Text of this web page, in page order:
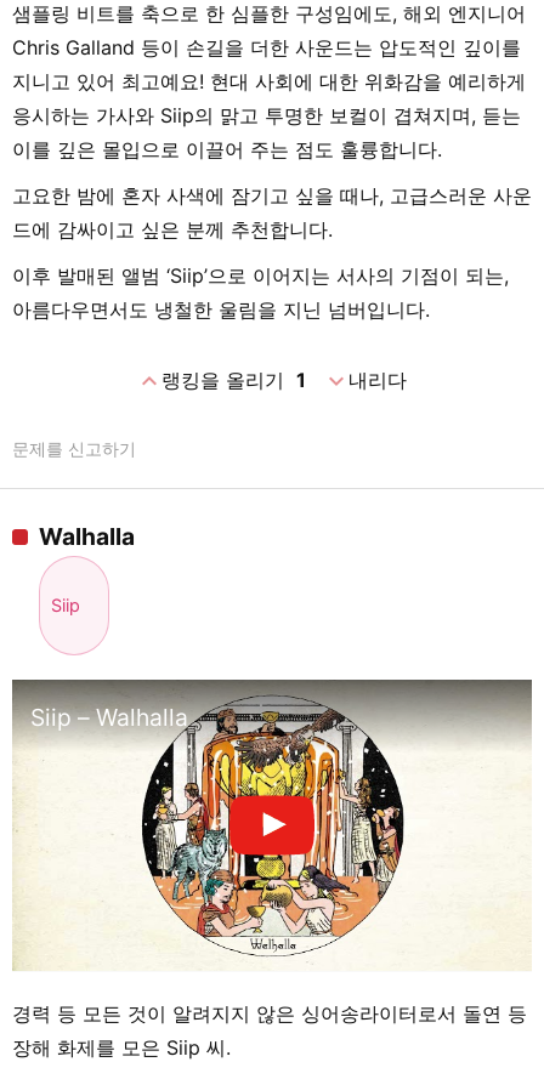
샘플링 비트를 축으로 한 심플한 구성임에도, 해외 엔지니어
Chris Galland 등이 손길을 더한 사운드는 압도적인 깊이를
지니고 있어 최고예요! 현대 사회에 대한 위화감을 예리하게
응시하는 가사와 Siip의 맑고 투명한 보컬이 겹쳐지며, 듣는
이를 깊은 몰입으로 이끌어 주는 점도 훌륭합니다.
고요한 밤에 혼자 사색에 잠기고 싶을 때나, 고급스러운 사운
드에 감싸이고 싶은 분께 추천합니다.
이후 발매된 앨범 ‘Siip’으로 이어지는 서사의 기점이 되는,
아름다우면서도 냉철한 울림을 지닌 넘버입니다.
expand_less랭킹을 올리기 1 expand_more내리다
문제를 신고하기
Walhalla
Siip
Siip – Walhalla
경력 등 모든 것이 알려지지 않은 싱어송라이터로서 돌연 등
장해 화제를 모은 Siip 씨.